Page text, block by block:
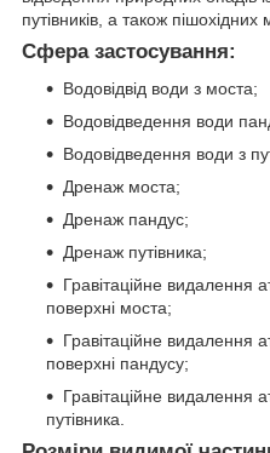
путівників, а також пішохідних
Сфера застосування:
Водовідвід води з моста;
Водовідведення води
Водовідведення води з
Дренаж моста;
Дренаж пандус;
Дренаж путівника;
Гравітаційне видалення
поверхні моста;
Гравітаційне видалення
поверхні пандусу;
Гравітаційне видалення
путівника.